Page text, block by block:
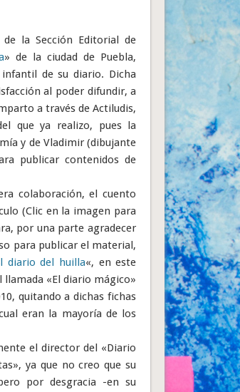
de la Sección Editorial de
» de la ciudad de Puebla,
de su diario. Dicha
al poder difundir, a
a través de Actiludis,
que ya realizo, pues la
y de Vladimir (dibujante
publicar contenidos de
colaboración, el cuento
(Clic en la imagen para
por una parte agradecer
para publicar el material,
diario del huilla«, en este
«El diario mágico»
quitando a dichas fichas
eran la mayoría de los
el director del «Diario
ya que no creo que su
por desgracia -en su